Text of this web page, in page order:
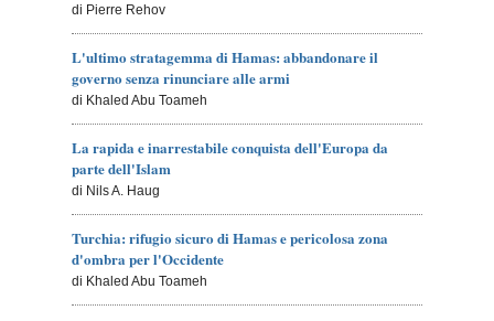
di Pierre Rehov
L'ultimo stratagemma di Hamas: abbandonare il
governo senza rinunciare alle armi
di Khaled Abu Toameh
La rapida e inarrestabile conquista dell'Europa da
parte dell'Islam
di Nils A. Haug
Turchia: rifugio sicuro di Hamas e pericolosa zona
d'ombra per l'Occidente
di Khaled Abu Toameh